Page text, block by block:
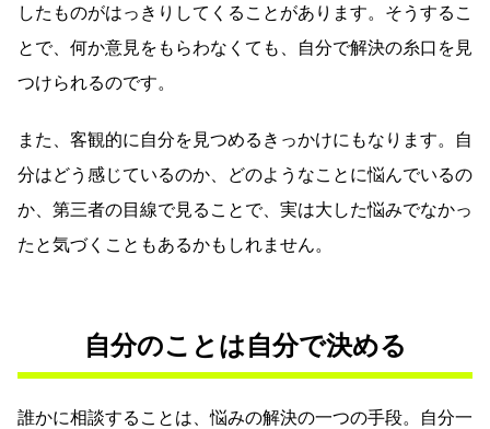
したものがはっきりしてくることがあります。そうするこ
とで、何か意見をもらわなくても、自分で解決の糸口を見
つけられるのです。
また、客観的に自分を見つめるきっかけにもなります。自
分はどう感じているのか、どのようなことに悩んでいるの
か、第三者の目線で見ることで、実は大した悩みでなかっ
たと気づくこともあるかもしれません。
自分のことは自分で決める
誰かに相談することは、悩みの解決の一つの手段。自分一